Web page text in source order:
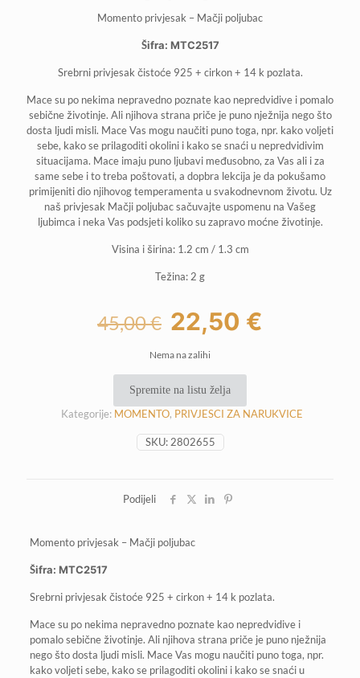
Momento privjesak – Mačji poljubac
Šifra: MTC2517
Srebrni privjesak čistoće 925 + cirkon + 14 k pozlata.
Mace su po nekima nepravedno poznate kao nepredvidive i pomalo
sebične životinje. Ali njihova strana priče je puno nježnija nego što
dosta ljudi misli. Mace Vas mogu naučiti puno toga, npr. kako voljeti
sebe, kako se prilagoditi okolini i kako se snaći u nepredvidivim
situacijama. Mace imaju puno ljubavi međusobno, za Vas ali i za
same sebe i to treba poštovati, a dopbra lekcija je da pokušamo
primijeniti dio njihovog temperamenta u svakodnevnom životu. Uz
naš privjesak Mačji poljubac sačuvajte uspomenu na Vašeg
ljubimca i neka Vas podsjeti koliko su zapravo moćne životinje.
Visina i širina: 1.2 cm / 1.3 cm
Težina: 2 g
45,00€ Izvorna
cijena
bila
je:
45,00 €.
22,50 €
Nema na zalihi
Spremite na listu želja
SKU: 2802655
Kategorije: MOMENTO, PRIVJESCI ZA NARUKVICE
Podijeli
Momento privjesak – Mačji poljubac
Šifra: MTC2517
Srebrni privjesak čistoće 925 + cirkon + 14 k pozlata.
Mace su po nekima nepravedno poznate kao nepredvidive i
pomalo sebične životinje. Ali njihova strana priče je puno nježnija
nego što dosta ljudi misli. Mace Vas mogu naučiti puno toga, npr.
kako voljeti sebe, kako se prilagoditi okolini i kako se snaći u